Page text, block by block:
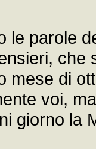
le parole
che
mese di
voi,
giorno la